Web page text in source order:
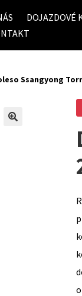
DOJAZDOVÉ
Ssangyong